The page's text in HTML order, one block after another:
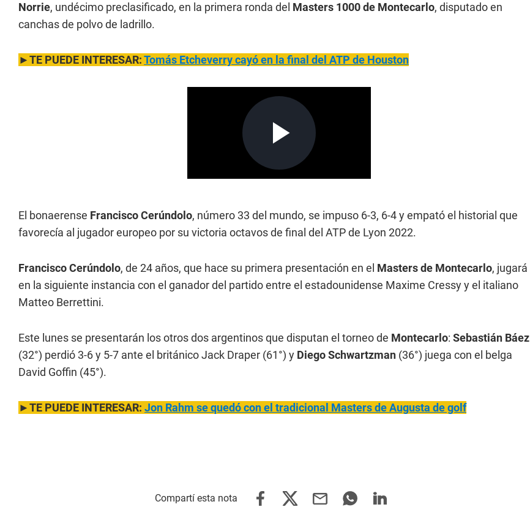
Norrie, undécimo preclasificado, en la primera ronda del Masters 1000 de Montecarlo, disputado en
canchas de polvo de ladrillo.
►TE PUEDE INTERESAR:Tomás Etcheverry cayó en la final del ATP de Houston
El bonaerense Francisco Cerúndolo, número 33 del mundo, se impuso 6-3, 6-4 y empató el historial que
favorecía al jugador europeo por su victoria octavos de final del ATP de Lyon 2022.
Francisco Cerúndolo, de 24 años, que hace su primera presentación en el Masters de Montecarlo, jugará
en la siguiente instancia con el ganador del partido entre el estadounidense Maxime Cressy y el italiano
Matteo Berrettini.
Este lunes se presentarán los otros dos argentinos que disputan el torneo de Montecarlo: Sebastián Báez
(32°) perdió 3-6 y 5-7 ante el británico Jack Draper (61°) y Diego Schwartzman (36°) juega con el belga
David Goffin (45°).
►TE PUEDE INTERESAR: Jon Rahm se quedó con el tradicional Masters de Augusta de golf